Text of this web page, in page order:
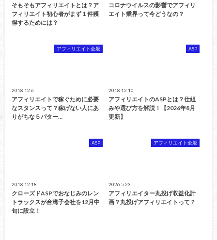
そもそもアフィリエイトとは？ア
フィリエイト初心者がまず１件獲
得するためには？
コロナウイルスの影響でアフィリ
エイト業界って今どうなの？
アフィリエイト全般
2018.12.6
アフィリエイトで稼ぐために必要
なスタンスって？稼げない人にあ
りがちな５パター…
ASP
2018.12.10
アフィリエイトのASPとは？仕組
みや選び方を解説！【2026年8月
更新】
ASP
2018.12.18
クローズドASPでおなじみのレン
トラックスが台湾子会社を12月中
旬に設立！
アフィリエイト全般
2026.5.23
アフィリエイター丸投げ収益化計
画？丸投げアフィリエイトって？